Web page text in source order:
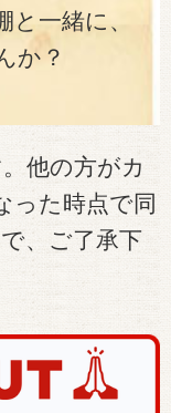
一緒に、
か？
他の方がカ
た時点で同
、ご了承下